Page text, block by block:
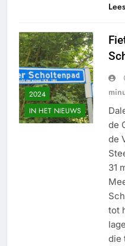
2024
IN HET NIEUWS
de
de
31
tot
die